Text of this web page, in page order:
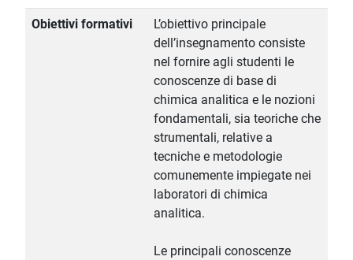
Obiettivi formativi
L’obiettivo principale
dell’insegnamento consiste
nel fornire agli studenti le
conoscenze di base di
chimica analitica e le nozioni
fondamentali, sia teoriche che
strumentali, relative a
tecniche e metodologie
comunemente impiegate nei
laboratori di chimica
analitica.
Le principali conoscenze